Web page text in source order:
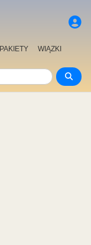
PAKIETY
WIĄZKI